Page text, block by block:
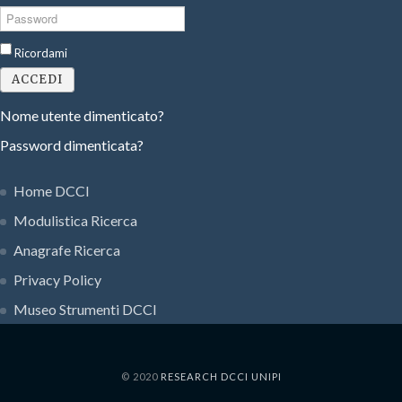
Password
Ricordami
ACCEDI
Nome utente dimenticato?
Password dimenticata?
Home DCCI
Modulistica Ricerca
Anagrafe Ricerca
Privacy Policy
Museo Strumenti DCCI
© 2020RESEARCH DCCI UNIPI